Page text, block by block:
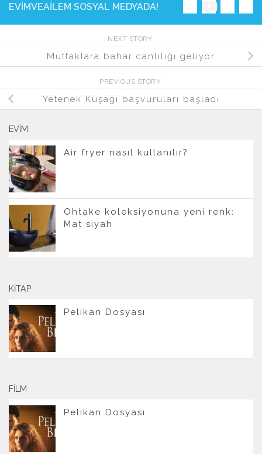
EVIMVEAILEM SOSYAL MEDYADA!
NEXT STORY
Mutfaklara bahar canlılığı geliyor
PREVIOUS STORY
Yetenek Kuşağı başvuruları başladı
EVIM
Air fryer nasıl kullanılır?
Ohtake koleksiyonuna yeni renk:
Mat siyah
KITAP
Pelikan Dosyası
FILM
Pelikan Dosyası